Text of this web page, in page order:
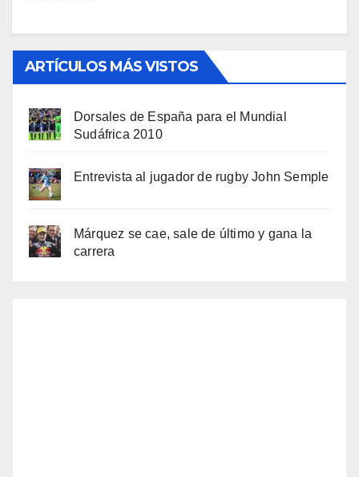
ARTÍCULOS MÁS VISTOS
Dorsales de España para el Mundial
Sudáfrica 2010
Entrevista al jugador de rugby John Semple
Márquez se cae, sale de último y gana la
carrera